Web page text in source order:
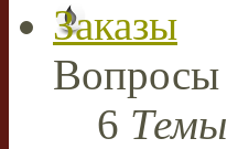
Заказы
Вопросы
6 Темы